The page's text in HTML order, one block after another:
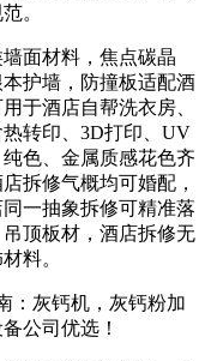
。
面材料，焦点碳晶
护墙，防撞板适配酒
于酒店自帮洗衣房、
转印、3D打印、UV
色、金属质感花色齐
拆修气概均可婚配，
一抽象拆修可精准落
顶板材，酒店拆修无
料。
灰钙机，灰钙粉加
公司优选！